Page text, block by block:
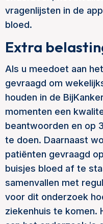
vragenlijsten in de
bloed.
Extra
Als u meedoet aan
gevraagd om
houden in de
momenten een
beantwoorden en op
te doen. Daarnaast
patiënten gevraagd
buisjes bloed af te
samenvallen met
voor dit onderzoek
ziekenhuis te komen.